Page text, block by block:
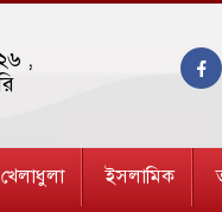
,
খেলাধুলা ইসলামিক